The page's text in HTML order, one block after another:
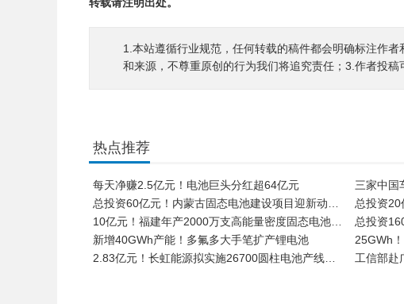
1.本站遵循行业规范，任何转载的稿件都会明确标注作
和来源，不尊重原创的行为我们将追究责任；3.作者投稿
热点推荐
每天净赚2.5亿元！电池巨头分红超64亿元
三家中国
总投资60亿元！内蒙古固态电池建设项目迎新动…
总投资20
10亿元！福建年产2000万支高能量密度固态电池…
总投资
新增40GWh产能！多氟多大手笔扩产锂电池
25GWh
2.83亿元！长虹能源拟实施26700圆柱电池产线…
工信部赴